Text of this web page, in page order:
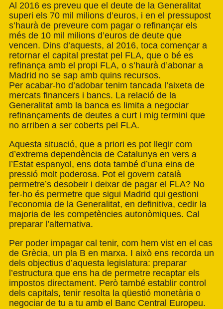
Al 2016 es preveu que el deute de la Generalitat
superi els 70 mil milions d’euros, i en el pressupost
s’haurà de preveure com pagar o refinançar els
més de 10 mil milions d’euros de deute que
vencen. Dins d’aquests, al 2016, toca començar a
retornar el capital prestat pel FLA, que o bé es
refinança amb el propi FLA, o s’haurà d’abonar a
Madrid no se sap amb quins recursos.
Per acabar-ho d’adobar tenim tancada l’aixeta de
mercats financers i bancs. La relació de la
Generalitat amb la banca es limita a negociar
refinançaments de deutes a curt i mig termini que
no arriben a ser coberts pel FLA.
Aquesta situació, que a priori es pot llegir com
d’extrema dependència de Catalunya en vers a
l’Estat espanyol, ens dota també d’una eina de
pressió molt poderosa. Pot el govern català
permetre’s desobeir i deixar de pagar el FLA? No
fer-ho és permetre que sigui Madrid qui gestioni
l’economia de la Generalitat, en definitiva, cedir la
majoria de les competències autonòmiques. Cal
preparar l’alternativa.
Per poder impagar cal tenir, com hem vist en el cas
de Grècia, un pla B en marxa. I això ens recorda un
dels objectius d’aquesta legislatura: preparar
l’estructura que ens ha de permetre recaptar els
impostos directament. Però també establir control
dels capitals, tenir resolta la qüestió monetària o
negociar de tu a tu amb el Banc Central Europeu.